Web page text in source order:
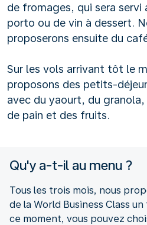
de fromages, qui sera servi
porto ou de vin à dessert.
proposerons ensuite du
Sur les vols arrivant tôt le
proposons des petits-
avec du yaourt, du
de pain et des fruits.
Qu'y a-t-il au menu ?
Tous les trois mois, nous
de la World Business Class
ce moment, vous pouvez